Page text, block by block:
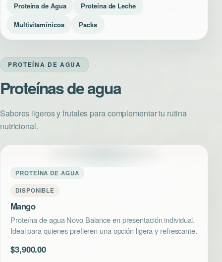
Proteína de Agua
Proteína de Leche
Multivitamínicos
Packs
PROTEÍNA DE AGUA
Proteínas de agua
Sabores ligeros y frutales para complementar tu rutina
nutricional.
PROTEÍNA DE AGUA
DISPONIBLE
Mango
Proteína de agua Novo Balance en presentación individual.
Ideal para quienes prefieren una opción ligera y refrescante.
$3,900.00